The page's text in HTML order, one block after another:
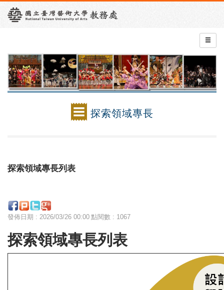
探索領域專長
探索領域專長列表
發佈日期 : 2026/03/26 00:00 點閱數 : 1067
探索領域專長列表